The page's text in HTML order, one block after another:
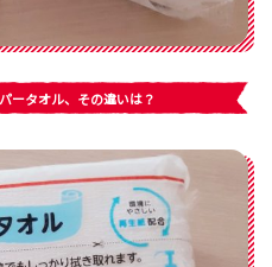
ータオル、その違いは？